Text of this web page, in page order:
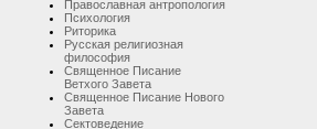
Православная антропология
Психология
Риторика
Русская религиозная
философия
Священное Писание
Ветхого Завета
Священное Писание Нового
Завета
Сектоведение